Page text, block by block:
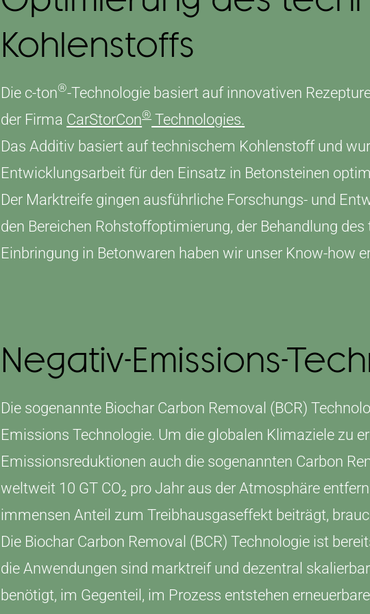
Kohlenstoffs
Die c-ton®-Technologie basiert auf innovativen
der Firma CarStorCon® Technologies.
Das Additiv basiert auf technischem Kohlenstoff und
Entwicklungsarbeit für den Einsatz in Betonsteinen
Der Marktreife gingen ausführliche Forschungs- und
den Bereichen Rohstoffoptimierung, der Behandlung
Einbringung in Betonwaren haben wir unser Know-how
Negativ-Emissions-
Die sogenannte Biochar Carbon Removal (BCR)
Emissions Technologie. Um die globalen Klimaziele zu
Emissionsreduktionen auch die sogenannten Carbon
weltweit 10 GT CO₂ pro Jahr aus der Atmosphäre
immensen Anteil zum Treibhausgaseffekt beiträgt,
Die Biochar Carbon Removal (BCR) Technologie ist
die Anwendungen sind marktreif und dezentral
benötigt, im Gegenteil, im Prozess entstehen